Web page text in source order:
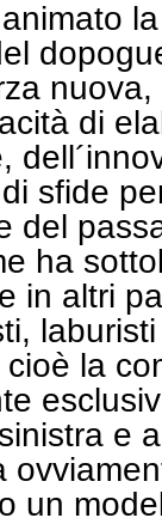
di
sfide
del
ha
in altri
la
e
un